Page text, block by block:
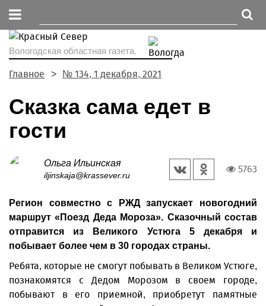
Вологодская областная газета.
Главное № 134, 1 декабря, 2021
Сказка сама едет в
гости
Ольга Ильинская
iljinskaja@krassever.ru
5763
Регион совместно с РЖД запускает новогодний
маршрут «Поезд Деда Мороза». Сказочный состав
отправится из Великого Устюга 5 декабря и
побывает более чем в 30 городах страны.
Ребята, которые не смогут побывать в Великом Устюге,
познакомятся с Дедом Морозом в своем городе,
побывают в его приемной, приобретут памятные